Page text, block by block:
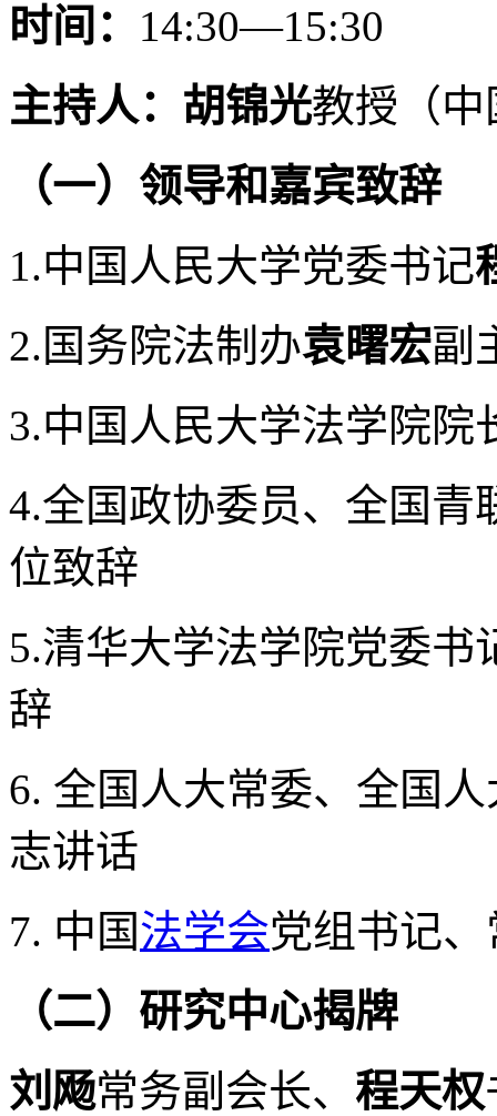
时间： 14:30—15:30
主持人： 胡锦光教授（
（一）领导和嘉宾致辞
1.中国人民大学党委书记
2.国务院法制办袁曙宏副
3.中国人民大学法学院院
4.全国政协委员、全国青
位致辞
5.清华大学法学院党委书
辞
6. 全国人大常委、全国
志讲话
7. 中国法学会党组书记
（二）研究中心揭牌
刘飏常务副会长、 程天权